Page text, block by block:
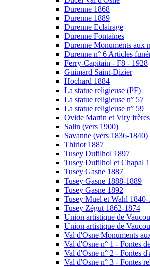
Durenne 1868
Durenne 1889
Durenne Eclairage
Durenne Fontaines
Durenne Monuments aux
Durenne n° 6 Articles
Ferry-Capitain - F8 - 1928
Guimard Saint-Dizier
Hochard 1884
La statue religieuse (PF)
La statue religieuse n° 57
La statue religieuse n° 59
Ovide Martin et Viry frères
Salin (vers 1900)
Savanne (vers 1836-1840)
Thiriot 1887
Tusey Dufilhol 1897
Tusey Dufilhol et Chapal
Tusey Gasne 1887
Tusey Gasne 1888-1889
Tusey Gasne 1892
Tusey Muel et Wahl 1840-
Tusey Zégut 1862-1874
Union artistique de
Union artistique de
Val d'Osne Monuments
Val d'Osne n° 1 - Fontes
Val d'Osne n° 2 - Fontes
Val d'Osne n° 3 - Fontes